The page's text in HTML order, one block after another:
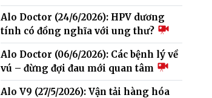
Alo Doctor (24/6/2026): HPV dương
tính có đồng nghĩa với ung thư?
Alo Doctor (06/6/2026): Các bệnh lý về
vú – đừng đợi đau mới quan tâm
Alo V9 (27/5/2026): Vận tải hàng hóa